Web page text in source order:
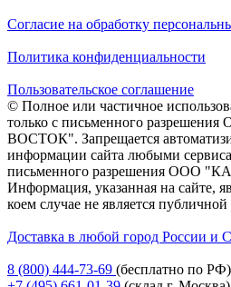
Согласие на обработку
Политика конфиденциальности
Пользовательское соглашение
© Полное или частичное
только с письменного
ВОСТОК". Запрещается
информации сайта любыми
письменного разрешения ООО
Информация, указанная на сайте,
коем случае не является
Доставка в любой город России и
8 (800) 444-73-69 (бесплатно по РФ)